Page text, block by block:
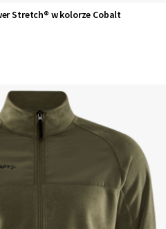
Stretch® w kolorze Cobalt